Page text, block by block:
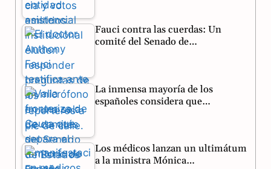
Fauci contra las cuerdas: Un
comité del Senado de…
La inmensa mayoría de los
españoles considera que…
Los médicos lanzan un ultimátum
a la ministra Mónica…